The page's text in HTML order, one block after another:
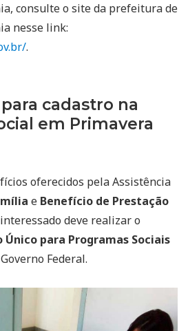
consulte o site da prefeitura de
nesse link:
.
cadastro na
em Primavera
oferecidos pela Assistência
e Benefício de Prestação
deve realizar o
Único para Programas Sociais
Federal.